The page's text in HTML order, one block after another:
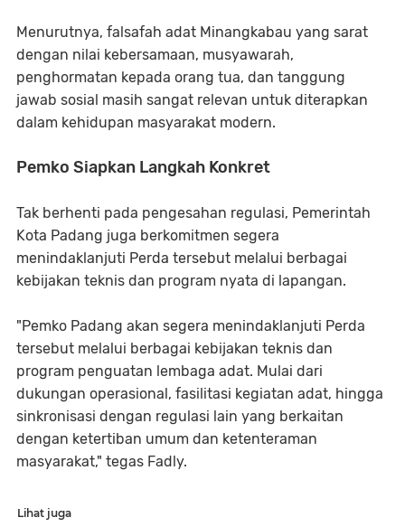
Menurutnya, falsafah adat Minangkabau yang sarat
dengan nilai kebersamaan, musyawarah,
penghormatan kepada orang tua, dan tanggung
jawab sosial masih sangat relevan untuk diterapkan
dalam kehidupan masyarakat modern.
Pemko Siapkan Langkah Konkret
Tak berhenti pada pengesahan regulasi, Pemerintah
Kota Padang juga berkomitmen segera
menindaklanjuti Perda tersebut melalui berbagai
kebijakan teknis dan program nyata di lapangan.
"Pemko Padang akan segera menindaklanjuti Perda
tersebut melalui berbagai kebijakan teknis dan
program penguatan lembaga adat. Mulai dari
dukungan operasional, fasilitasi kegiatan adat, hingga
sinkronisasi dengan regulasi lain yang berkaitan
dengan ketertiban umum dan ketenteraman
masyarakat," tegas Fadly.
Lihat juga